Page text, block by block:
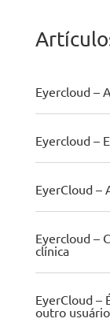
Eyercloud –
Eyercloud –
EyerCloud –
Eyercloud –
clínica
EyerCloud –
outro